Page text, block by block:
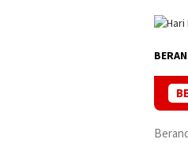
HUT ke 81 RI, PLN Dorong